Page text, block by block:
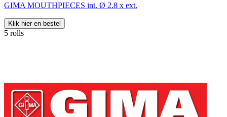
GIMA MOUTHPIECES int. Ø 2.8 x ext.
Klik hier en bestel
5 rolls